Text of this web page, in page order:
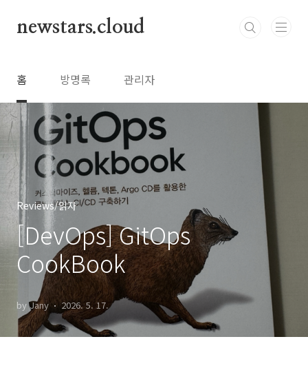
newstars.cloud
홈 방명록 관리자
Reviews/읽자
[DevOps] GitOps
CookBook
by Jany 2026. 5. 17.